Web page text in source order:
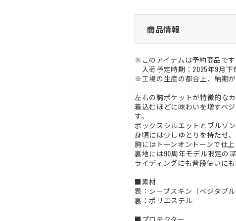
商品情報
※このアイテムは予約商品です
入荷予定時期：2025年9月下
※工場の生産の都合上、納期
左右の胸ポケットが特徴的な
着込むほどに味わいを増すベ
す。
ボックスシルエットとブルゾ
身頃には少しゆとりを持たせ
胸にはトーンオントーンで仕
裏地には90周年モデル限定の
ライディングにも普段使いに
■素材
表：シープスキン（ベジタブル
裏：ポリエステル
■プロテクター